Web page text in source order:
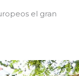
el gran